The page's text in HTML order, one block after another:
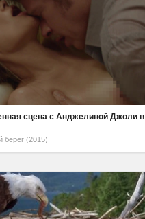
сцена с Анджелиной Джоли в
берег (2015)